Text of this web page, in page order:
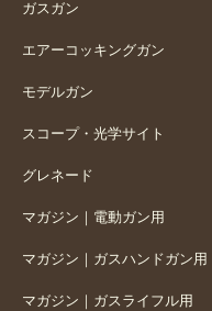
ガスガン
エアーコッキングガン
モデルガン
スコープ・光学サイト
グレネード
マガジン｜電動ガン用
マガジン｜ガスハンドガン用
マガジン｜ガスライフル用